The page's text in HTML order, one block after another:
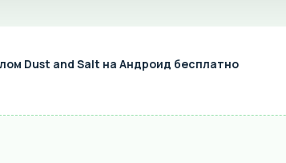
Dust and Salt на Андроид бесплатно